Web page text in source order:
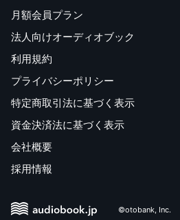
月額会員プラン
法人向けオーディオブック
利用規約
プライバシーポリシー
特定商取引法に基づく表示
資金決済法に基づく表示
会社概要
採用情報
©otobank, Inc.